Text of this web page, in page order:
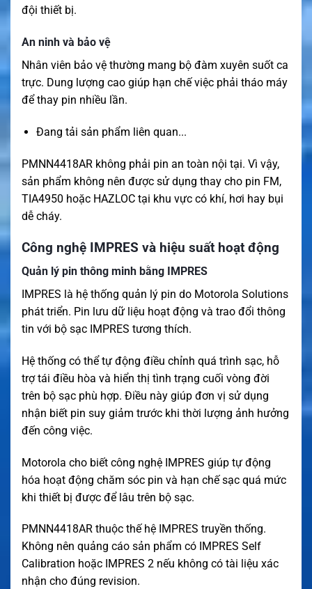
đội thiết bị.
An ninh và bảo vệ
Nhân viên bảo vệ thường mang bộ đàm xuyên suốt ca
trực. Dung lượng cao giúp hạn chế việc phải tháo máy
để thay pin nhiều lần.
Đang tải sản phẩm liên quan...
PMNN4418AR không phải pin an toàn nội tại. Vì vậy,
sản phẩm không nên được sử dụng thay cho pin FM,
TIA4950 hoặc HAZLOC tại khu vực có khí, hơi hay bụi
dễ cháy.
Công nghệ IMPRES và hiệu suất hoạt động
Quản lý pin thông minh bằng IMPRES
IMPRES là hệ thống quản lý pin do Motorola Solutions
phát triển. Pin lưu dữ liệu hoạt động và trao đổi thông
tin với bộ sạc IMPRES tương thích.
Hệ thống có thể tự động điều chỉnh quá trình sạc, hỗ
trợ tái điều hòa và hiển thị tình trạng cuối vòng đời
trên bộ sạc phù hợp. Điều này giúp đơn vị sử dụng
nhận biết pin suy giảm trước khi thời lượng ảnh hưởng
đến công việc.
Motorola cho biết công nghệ IMPRES giúp tự động
hóa hoạt động chăm sóc pin và hạn chế sạc quá mức
khi thiết bị được để lâu trên bộ sạc.
PMNN4418AR thuộc thế hệ IMPRES truyền thống.
Không nên quảng cáo sản phẩm có IMPRES Self
Calibration hoặc IMPRES 2 nếu không có tài liệu xác
nhận cho đúng revision.